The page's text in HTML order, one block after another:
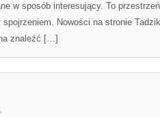
w sposób interesujący. To
spojrzeniem. Nowości na stronie
znaleźć […]